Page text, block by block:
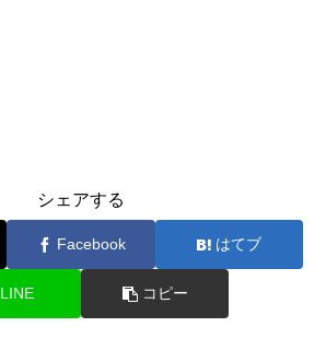
シェアする
Facebook はてブ
LINE コピー